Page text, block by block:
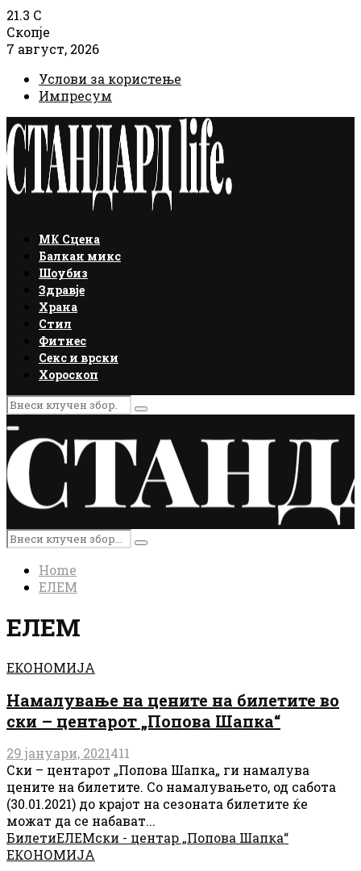
21.3 C
Скопје
7 август, 2026
Услови за користење
Импресум
Facebook
Instagram
Email
Rss
МК Сцена
Балкан микс
Шоубиз
Здравје
Храна
Стил
Фитнес
Секс и врски
Хороскоп
Search
for:
Search
Primary
Menu
Search
for:
Search
Home
ЕЛЕМ
ЕЛЕМ
ЕКОНОМИЈА
Намалување на цените на билетите во
ски – центарот „Попова Шапка“
29 јануари, 2021411
Ски – центарот „Попова Шапка„ ги намалува
цените на билетите. Со намалувањето, од сабота
(30.01.2021) до крајот на сезоната билетите ќе
можат да се набават...
БилетиЕЛЕМски - центар „Попова Шапка“
ЕКОНОМИЈА